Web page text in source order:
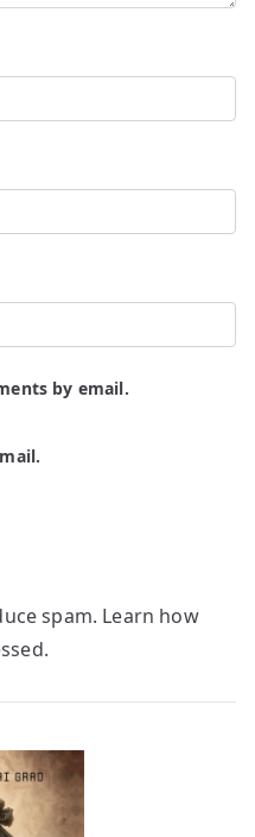
by email.
spam. Learn how